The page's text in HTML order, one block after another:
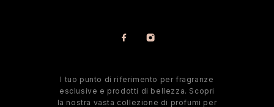
l tuo punto di riferimento per fragranze
esclusive e prodotti di bellezza. Scopri
la nostra vasta collezione di profumi per